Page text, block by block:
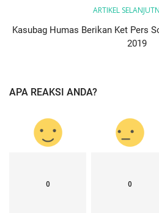
ARTIKEL
Kasubag Humas Berikan Ket Pers
2019
APA REAKSI ANDA?
0 0